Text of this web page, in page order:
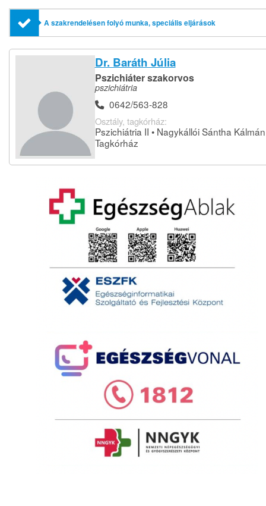
A szakrendelésen folyó munka, speciális eljárások
Dr. Baráth Júlia
Pszichiáter szakorvos
pszichiátria
0642/563-828
Osztály, tagkórház:
Pszichiátria II • Nagykállói Sántha Kálmán
Tagkórház